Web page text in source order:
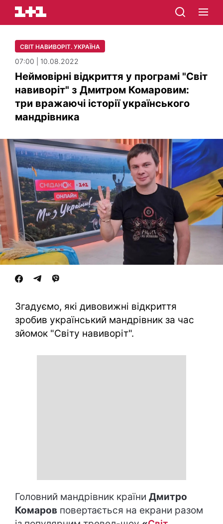
СВІТ НАВИВОРІТ. УКРАЇНА
07:00 | 10.08.2022
Неймовірні відкриття у програмі "Світ
навиворіт" з Дмитром Комаровим:
три вражаючі історії українського
мандрівника
Згадуємо, які дивовижні відкриття
зробив український мандрівник за час
зйомок "Світу навиворіт".
Головний мандрівник країни Дмитро
Комаров повертається на екрани разом